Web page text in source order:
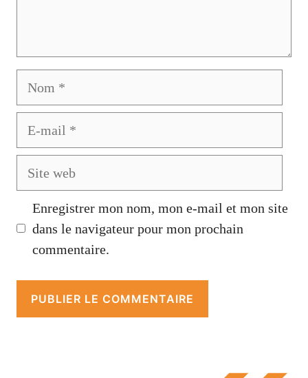
Enregistrer mon nom, mon e-mail et mon site
dans le navigateur pour mon prochain
commentaire.